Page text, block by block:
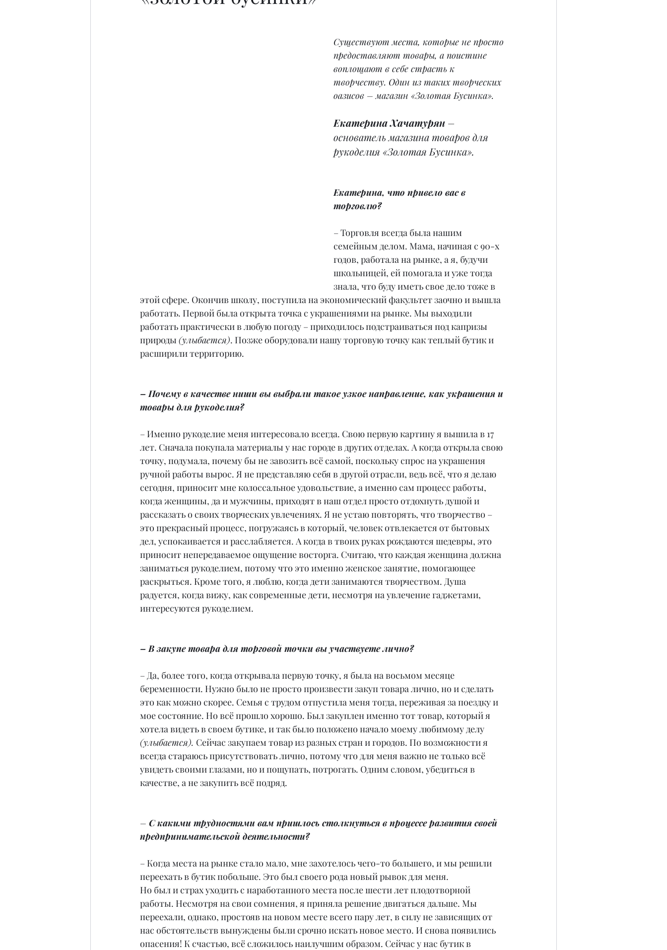
Существуют места, которые не просто
предоставляют товары, а поистине
воплощают в себе страсть к
творчеству. Один из таких творческих
оазисов – магазин «Золотая Бусинка».
Екатерина Хачатурян –
основатель магазина товаров для
рукоделия «Золотая Бусинка».
Екатерина, что привело вас в
торговлю?
– Торговля всегда была нашим
семейным делом. Мама, начиная с 90-х
годов, работала на рынке, а я, будучи
школьницей, ей помогала и уже тогда
знала, что буду иметь свое дело тоже в
этой сфере. Окончив школу, поступила на экономический факультет заочно и вышла
работать. Первой была открыта точка с украшениями на рынке. Мы выходили
работать практически в любую погоду – приходилось подстраиваться под капризы
природы (улыбается). Позже оборудовали нашу торговую точку как теплый бутик и
расширили территорию.
– Почему в качестве ниши вы выбрали такое узкое направление, как украшения и
товары для рукоделия?
– Именно рукоделие меня интересовало всегда. Свою первую картину я вышила в 17
лет. Сначала покупала материалы у нас городе в других отделах. А когда открыла свою
точку, подумала, почему бы не завозить всё самой, поскольку спрос на украшения
ручной работы вырос. Я не представляю себя в другой отрасли, ведь всё, что я делаю
сегодня, приносит мне колоссальное удовольствие, а именно сам процесс работы,
когда женщины, да и мужчины, приходят в наш отдел просто отдохнуть душой и
рассказать о своих творческих увлечениях. Я не устаю повторять, что творчество –
это прекрасный процесс, погружаясь в который, человек отвлекается от бытовых
дел, успокаивается и расслабляется. А когда в твоих руках рождаются шедевры, это
приносит непередаваемое ощущение восторга. Считаю, что каждая женщина должна
заниматься рукоделием, потому что это именно женское занятие, помогающее
раскрыться. Кроме того, я люблю, когда дети занимаются творчеством. Душа
радуется, когда вижу, как современные дети, несмотря на увлечение гаджетами,
интересуются рукоделием.
– В закупе товара для торговой точки вы участвуете лично?
– Да, более того, когда открывала первую точку, я была на восьмом месяце
беременности. Нужно было не просто произвести закуп товара лично, но и сделать
это как можно скорее. Семья с трудом отпустила меня тогда, переживая за поездку и
мое состояние. Но всё прошло хорошо. Был закуплен именно тот товар, который я
хотела видеть в своем бутике, и так было положено начало моему любимому делу
(улыбается). Сейчас закупаем товар из разных стран и городов. По возможности я
всегда стараюсь присутствовать лично, потому что для меня важно не только всё
увидеть своими глазами, но и пощупать, потрогать. Одним словом, убедиться в
качестве, а не закупить всё подряд.
– С какими трудностями вам пришлось столкнуться в процессе развития своей
предпринимательской деятельности?
– Когда места на рынке стало мало, мне захотелось чего-то большего, и мы решили
переехать в бутик побольше. Это был своего рода новый рывок для меня.
Но был и страх уходить с наработанного места после шести лет плодотворной
работы. Несмотря на свои сомнения, я приняла решение двигаться дальше. Мы
переехали, однако, простояв на новом месте всего пару лет, в силу не зависящих от
нас обстоятельств вынуждены были срочно искать новое место. И снова появились
опасения! К счастью, всё сложилось наилучшим образом. Сейчас у нас бутик в